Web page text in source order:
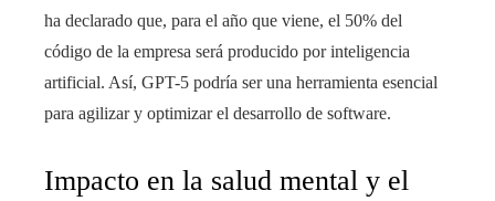
ha declarado que, para el año que viene, el 50% del
código de la empresa será producido por inteligencia
artificial. Así, GPT-5 podría ser una herramienta esencial
para agilizar y optimizar el desarrollo de software.
Impacto en la salud mental y el